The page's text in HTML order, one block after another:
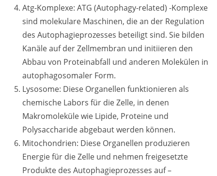
Atg-Komplexe: ATG (Autophagy-related) -Komplexe
sind molekulare Maschinen, die an der Regulation
des Autophagieprozesses beteiligt sind. Sie bilden
Kanäle auf der Zellmembran und initiieren den
Abbau von Proteinabfall und anderen Molekülen in
autophagosomaler Form.
Lysosome: Diese Organellen funktionieren als
chemische Labors für die Zelle, in denen
Makromoleküle wie Lipide, Proteine und
Polysaccharide abgebaut werden können.
Mitochondrien: Diese Organellen produzieren
Energie für die Zelle und nehmen freigesetzte
Produkte des Autophagieprozesses auf –